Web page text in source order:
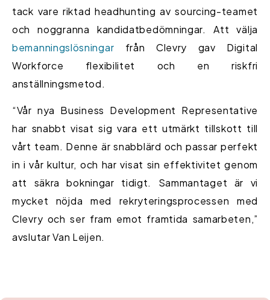
tack vare riktad headhunting av sourcing-teamet
och noggranna kandidatbedömningar. Att välja
bemanningslösningar från Clevry gav Digital
Workforce flexibilitet och en riskfri
anställningsmetod.
“Vår nya Business Development Representative
har snabbt visat sig vara ett utmärkt tillskott till
vårt team. Denne är snabblärd och passar perfekt
in i vår kultur, och har visat sin effektivitet genom
att säkra bokningar tidigt. Sammantaget är vi
mycket nöjda med rekryteringsprocessen med
Clevry och ser fram emot framtida samarbeten,”
avslutar Van Leijen.